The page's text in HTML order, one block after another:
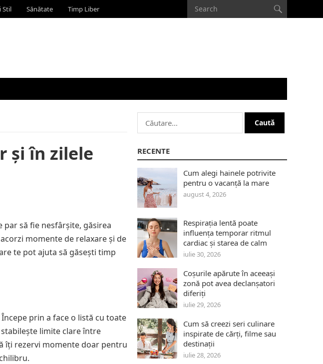
Stil Sănătate Timp Liber
și în zilele
să fie nesfârșite, găsirea
momente de relaxare și de
te pot ajuta să găsești timp
prin a face o listă cu toate
limite clare între
îți rezervi momente doar pentru
Caută
după:
RECENTE
Cum alegi hainele potrivite
pentru o vacanță la mare
august 4, 2026
Respirația lentă poate
influența temporar ritmul
cardiac și starea de calm
iulie 30, 2026
Coșurile apărute în aceeași
zonă pot avea declanșatori
diferiți
iulie 29, 2026
Cum să creezi seri culinare
inspirate de cărți, filme sau
destinații
iulie 28, 2026